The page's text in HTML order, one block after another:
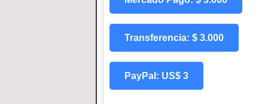
Transferencia: $ 3.000
PayPal: US$ 3